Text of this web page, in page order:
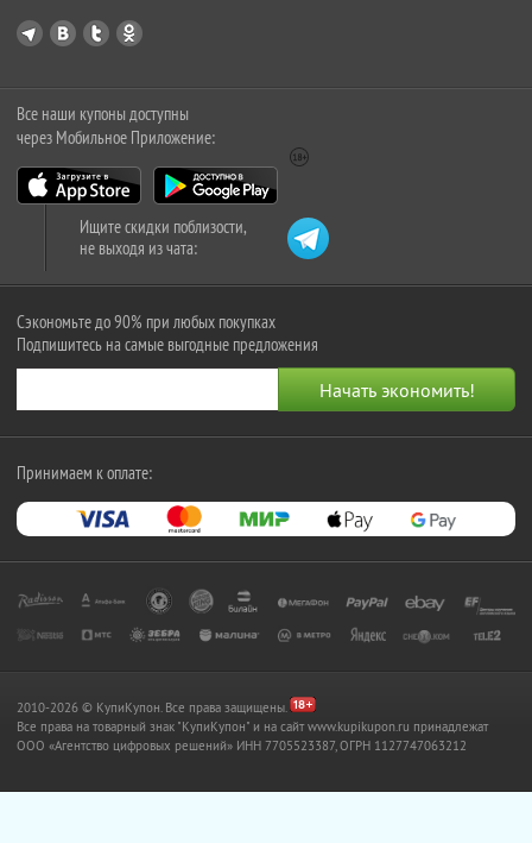
Все наши купоны доступны
через Мобильное Приложение:
Ищите скидки поблизости,
не выходя из чата:
Сэкономьте до 90% при любых покупках
Подпишитесь на самые выгодные предложения
Принимаем к оплате:
2010-2026 © КупиКупон. Все права защищены.
Все права на товарный знак "КупиКупон" и на сайт www.kupikupon.ru принадлежат
OOO «Агентство цифровых решений» ИНН 7705523387, ОГРН 1127747063212